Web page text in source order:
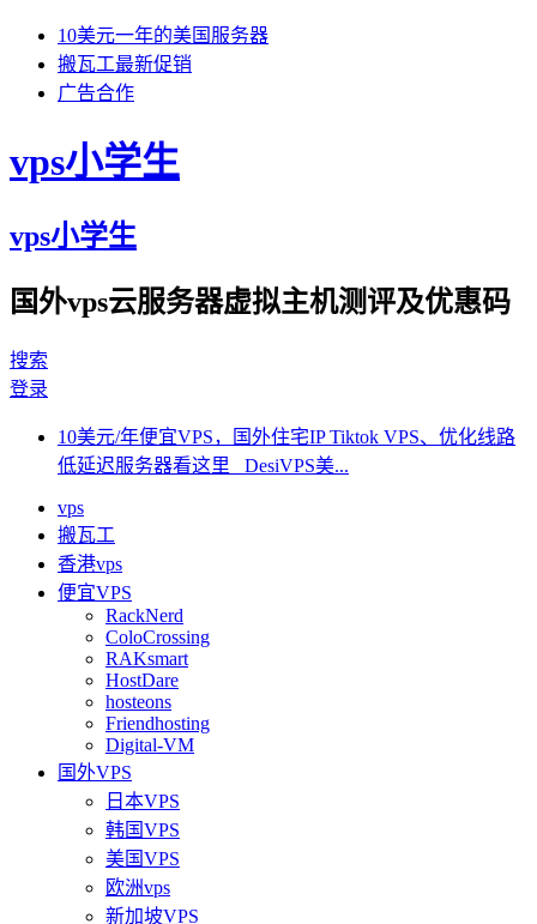
10美元一年的美国服务器
搬瓦工最新促销
广告合作
vps小学生
vps小学生
国外vps云服务器虚拟主机测评及优惠码
搜索
登录
10美元/年便宜VPS，国外住宅IP Tiktok VPS、优化线路
低延迟服务器看这里 DesiVPS美...
vps
搬瓦工
香港vps
便宜VPS
RackNerd
ColoCrossing
RAKsmart
HostDare
hosteons
Friendhosting
Digital-VM
国外VPS
日本VPS
韩国VPS
美国VPS
欧洲vps
新加坡VPS